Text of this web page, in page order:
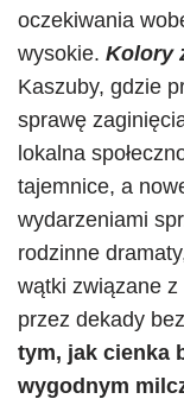
oczekiwania
wysokie. Kolory
Kaszuby, gdzie
sprawę
lokalna
tajemnice, a
wydarzeniami
rodzinne
wątki związane
przez dekady
tym, jak cienka
wygodnym